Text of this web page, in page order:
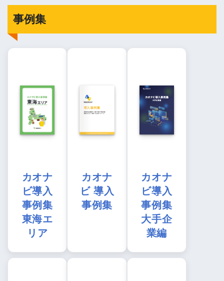
事例集
カオナ
ビ導入
事例集
東海エ
リア
カオナ
ビ 導入
事例集
カオナ
ビ導入
事例集
大手企
業編